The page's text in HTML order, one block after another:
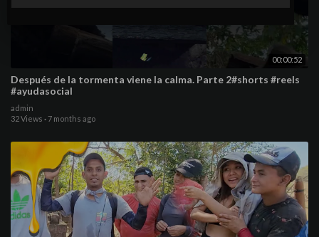
00:00:52
Después de la tormenta viene la calma. Parte 2#shorts #reels
#ayudasocial
admin
32 Views ·7 months ago